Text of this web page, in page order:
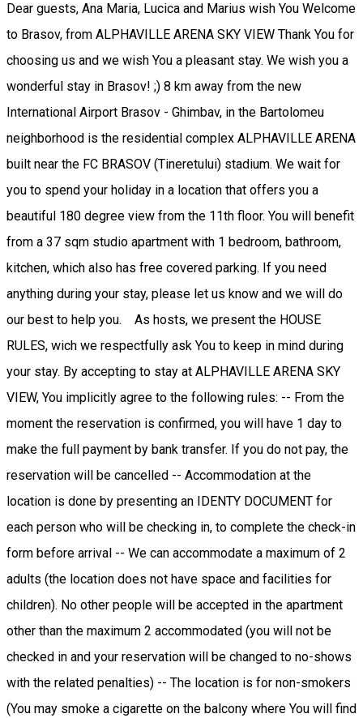
Dear guests, Ana Maria, Lucica and Marius wish You Welcome
to Brasov, from ALPHAVILLE ARENA SKY VIEW Thank You for
choosing us and we wish You a pleasant stay. We wish you a
wonderful stay in Brasov! ;) 8 km away from the new
International Airport Brasov - Ghimbav, in the Bartolomeu
neighborhood is the residential complex ALPHAVILLE ARENA
built near the FC BRASOV (Tineretului) stadium. We wait for
you to spend your holiday in a location that offers you a
beautiful 180 degree view from the 11th floor. You will benefit
from a 37 sqm studio apartment with 1 bedroom, bathroom,
kitchen, which also has free covered parking. If you need
anything during your stay, please let us know and we will do
our best to help you. As hosts, we present the HOUSE
RULES, wich we respectfully ask You to keep in mind during
your stay. By accepting to stay at ALPHAVILLE ARENA SKY
VIEW, You implicitly agree to the following rules: -- From the
moment the reservation is confirmed, you will have 1 day to
make the full payment by bank transfer. If you do not pay, the
reservation will be cancelled -- Accommodation at the
location is done by presenting an IDENTY DOCUMENT for
each person who will be checking in, to complete the check-in
form before arrival -- We can accommodate a maximum of 2
adults (the location does not have space and facilities for
children). No other people will be accepted in the apartment
other than the maximum 2 accommodated (you will not be
checked in and your reservation will be changed to no-shows
with the related penalties) -- The location is for non-smokers
(You may smoke a cigarette on the balcony where You will find